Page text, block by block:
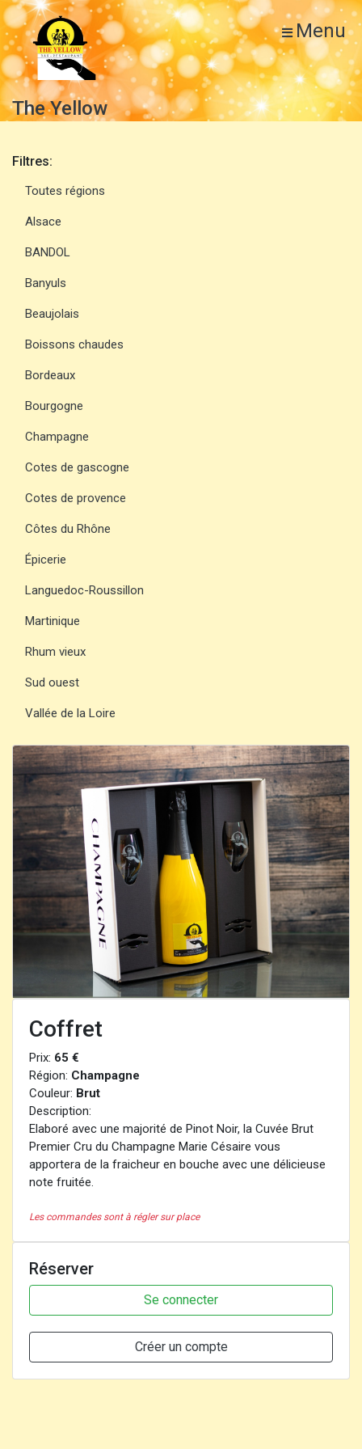
Menu
The Yellow
Filtres:
Toutes régions
Alsace
BANDOL
Banyuls
Beaujolais
Boissons chaudes
Bordeaux
Bourgogne
Champagne
Cotes de gascogne
Cotes de provence
Côtes du Rhône
Épicerie
Languedoc-Roussillon
Martinique
Rhum vieux
Sud ouest
Vallée de la Loire
Coffret
Prix: 65 €
Région: Champagne
Couleur: Brut
Description:
Elaboré avec une majorité de Pinot Noir, la Cuvée Brut
Premier Cru du Champagne Marie Césaire vous
apportera de la fraicheur en bouche avec une délicieuse
note fruitée.
Les commandes sont à régler sur place
Réserver
Se connecter
Créer un compte